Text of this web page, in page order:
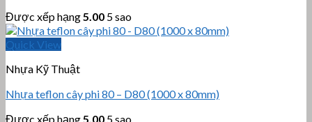
Được xếp hạng5.00 5 sao
Quick View
Nhựa Kỹ Thuật
Nhựa teflon cây phi 80 – D80 (1000 x 80mm)
Được xếp hạng5.00 5 sao